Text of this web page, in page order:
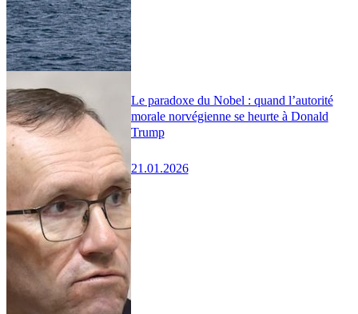
Le paradoxe du Nobel : quand l’autorité
morale norvégienne se heurte à Donald
Trump
21.01.2026